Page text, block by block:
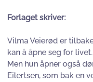
Forlaget skriver:
Vilma Veierød er
kan å åpne seg for
Men hun åpner også
Eilertsen, som bak en